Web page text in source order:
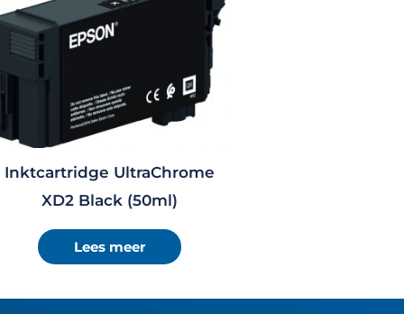
Inktcartridge UltraChrome
XD2 Black (50ml)
Lees meer